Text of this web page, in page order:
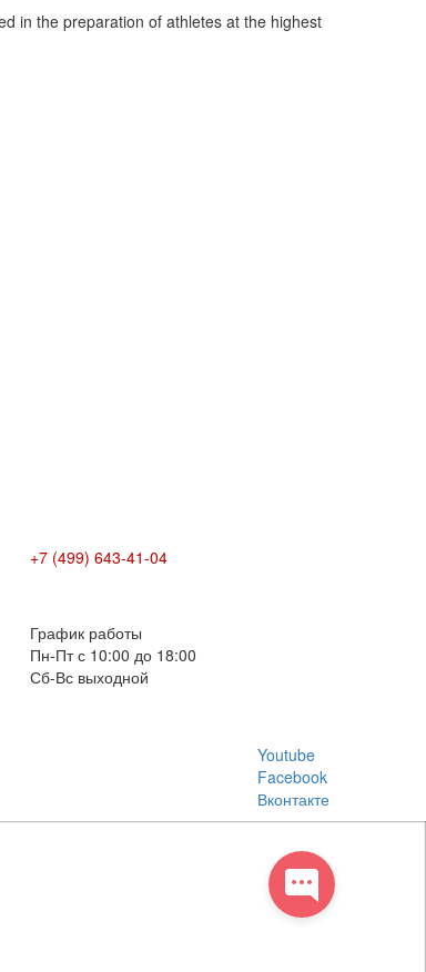
in the preparation of athletes at the highest
+7 (499) 643-41-04
График работы
Пн-Пт с 10:00 до 18:00
Сб-Вс выходной
Youtube
Facebook
Вконтакте